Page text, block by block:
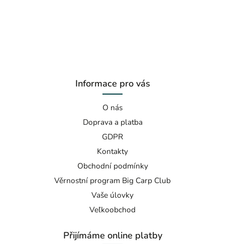
Informace pro vás
O nás
Doprava a platba
GDPR
Kontakty
Obchodní podmínky
Věrnostní program Big Carp Club
Vaše úlovky
Veľkoobchod
Přijímáme online platby